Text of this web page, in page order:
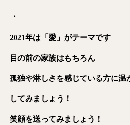
・
2021年は「愛」がテーマです
目の前の家族はもちろん
孤独や淋しさを感じている方に温
してみましょう！
笑顔を送ってみましょう！